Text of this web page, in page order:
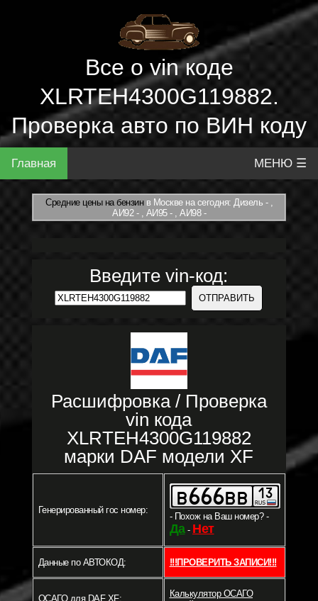
Все о vin коде
XLRTEH4300G119882.
Проверка авто по ВИН коду
Главная МЕНЮ ☰
Средние цены на бензинв Москве на сегодня: Дизель - ,
АИ92 - , АИ95 - , АИ98 -
Введите vin-код:
Расшифровка / Проверка
vin кода
XLRTEH4300G119882
марки DAF модели XF
Генерированный гос номер:
- Похож на Ваш номер? -
Да- Нет
Данные по АВТОКОД: !!!ПРОВЕРИТЬ ЗАПИСИ!!!
ОСАГО для DAF XF:
Калькулятор ОСАГО